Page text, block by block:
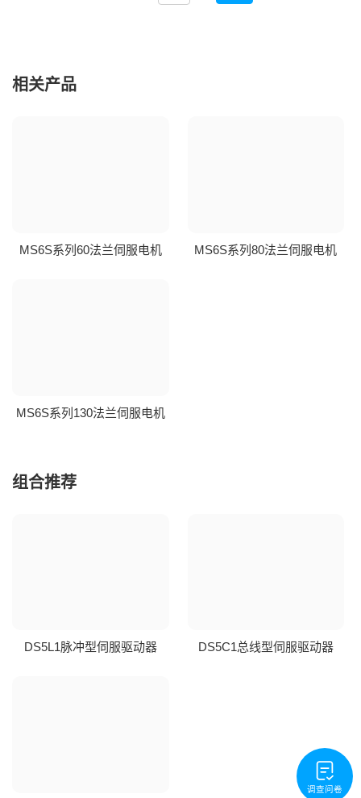
相关产品
MS6S系列60法兰伺服电机 MS6S系列80法兰伺服电机
MS6S系列130法兰伺服电机
组合推荐
DS5L1脉冲型伺服驱动器 DS5C1总线型伺服驱动器
调查问卷